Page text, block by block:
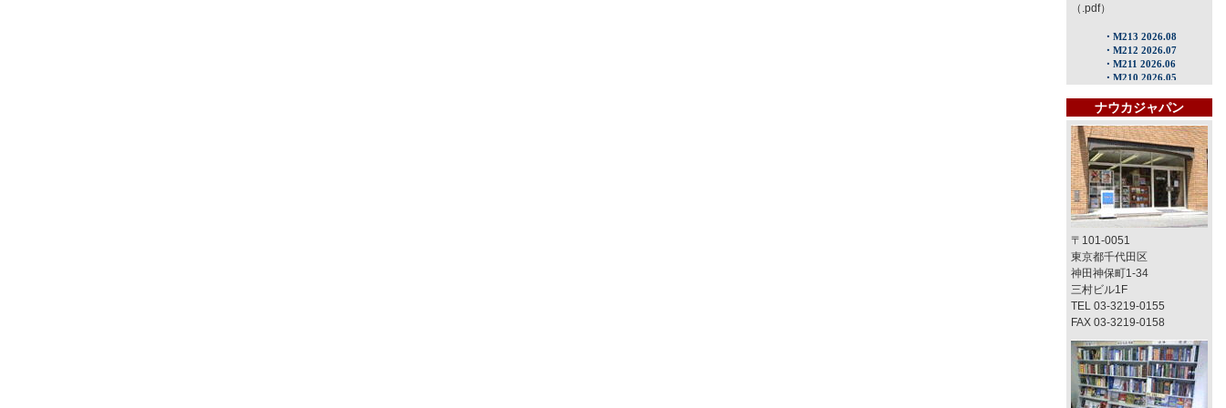
（.pdf）
ナウカジャパン
〒101-0051
東京都千代田区
神田神保町1-34
三村ビル1F
TEL 03-3219-0155
FAX 03-3219-0158